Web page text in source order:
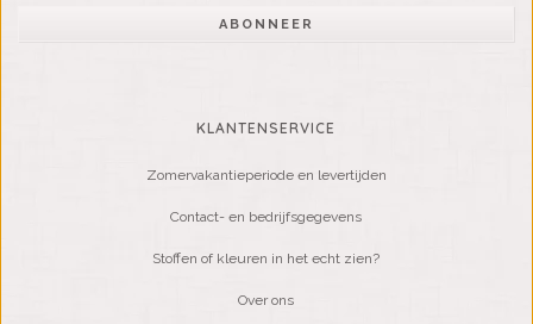
ABONNEER
KLANTENSERVICE
Zomervakantieperiode en levertijden
Contact- en bedrijfsgegevens
Stoffen of kleuren in het echt zien?
Over ons